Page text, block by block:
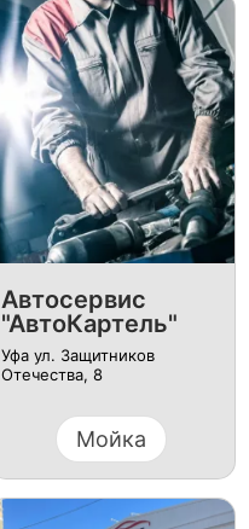
Автосервис
"АвтоКартель"
Уфа ул. Защитников
Отечества, 8
Мойка